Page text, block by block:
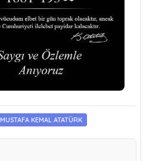
MUSTAFA KEMAL ATATÜRK